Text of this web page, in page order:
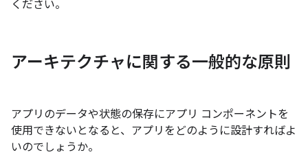
ください。
アーキテクチャに関する一般的な原則
アプリのデータや状態の保存にアプリ コンポーネントを
使用できないとなると、アプリをどのように設計すればよ
いのでしょうか。